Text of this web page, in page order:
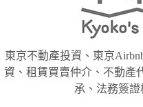
東京不動產投資、東京
資、租賃買賣仲介、不動產
承、法務簽證